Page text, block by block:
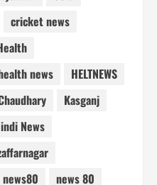
cricket news
news
HELTNEWS
Kasganj
News
news80
news 80